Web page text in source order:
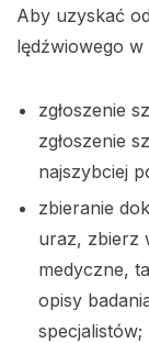
Aby uzyskać
lędźwiowego
zgłoszenie
zgłoszenie
najszybciej
zbieranie
uraz, zbierz
medyczne,
opisy
specjalistów;